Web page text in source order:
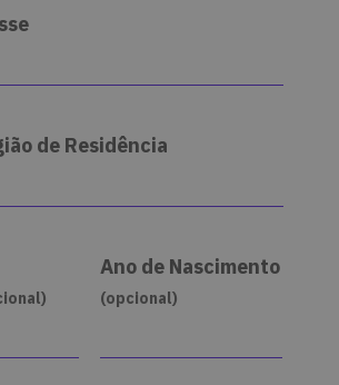
de Residência
Ano de Nascimento
(opcional)